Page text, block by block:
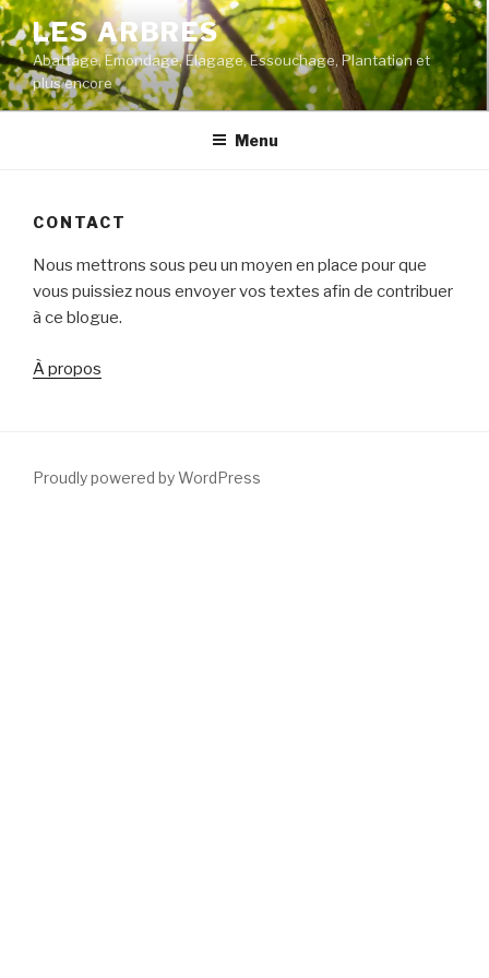
Skip
to
content
LES ARBRES
Abattage, Emondage, Elagage, Essouchage, Plantation et
plus encore
Menu
CONTACT
Nous mettrons sous peu un moyen en place pour que
vous puissiez nous envoyer vos textes afin de contribuer
à ce blogue.
À propos
Proudly powered by WordPress